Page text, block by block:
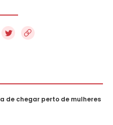
de chegar perto de mulheres